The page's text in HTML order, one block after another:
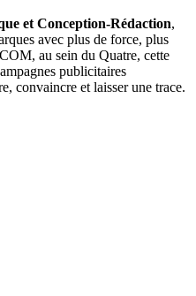
et Conception-Rédaction,
avec plus de force, plus
au sein du Quatre, cette
publicitaires
convaincre et laisser une trace.